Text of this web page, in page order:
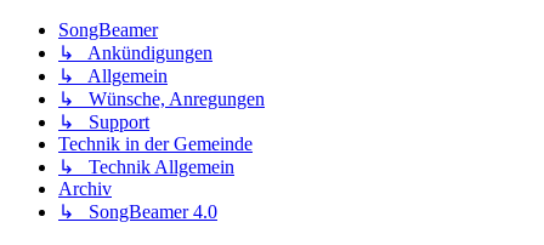
SongBeamer
↳ Ankündigungen
↳ Allgemein
↳ Wünsche, Anregungen
↳ Support
Technik in der Gemeinde
↳ Technik Allgemein
Archiv
↳ SongBeamer 4.0